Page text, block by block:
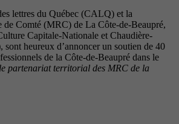
lettres du Québec (CALQ) et la
Comté (MRC) de La Côte-de-Beaupré,
Capitale-Nationale et Chaudière-
heureux d’annoncer un soutien de 40
de la Côte-de-Beaupré dans le
partenariat territorial des MRC de la